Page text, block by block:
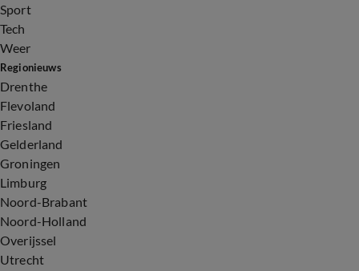
Sport
Tech
Weer
Regionieuws
Drenthe
Flevoland
Friesland
Gelderland
Groningen
Limburg
Noord-Brabant
Noord-Holland
Overijssel
Utrecht